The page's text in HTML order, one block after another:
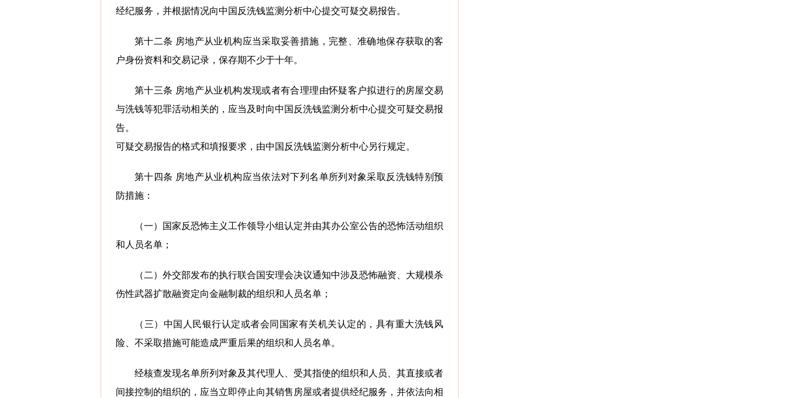
经纪服务，并根据情况向中国反洗钱监测分析中心提交可疑交易报告。
第十二条 房地产从业机构应当采取妥善措施，完整、准确地保存获取的客
户身份资料和交易记录，保存期不少于十年。
第十三条 房地产从业机构发现或者有合理理由怀疑客户拟进行的房屋交易
与洗钱等犯罪活动相关的，应当及时向中国反洗钱监测分析中心提交可疑交易报
告。
可疑交易报告的格式和填报要求，由中国反洗钱监测分析中心另行规定。
第十四条 房地产从业机构应当依法对下列名单所列对象采取反洗钱特别预
防措施：
（一）国家反恐怖主义工作领导小组认定并由其办公室公告的恐怖活动组织
和人员名单；
（二）外交部发布的执行联合国安理会决议通知中涉及恐怖融资、大规模杀
伤性武器扩散融资定向金融制裁的组织和人员名单；
（三）中国人民银行认定或者会同国家有关机关认定的，具有重大洗钱风
险、不采取措施可能造成严重后果的组织和人员名单。
经核查发现名单所列对象及其代理人、受其指使的组织和人员、其直接或者
间接控制的组织的，应当立即停止向其销售房屋或者提供经纪服务，并依法向相